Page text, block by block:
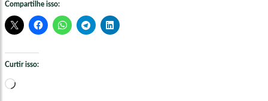
Compartilhe isso:
Curtir isso:
Carregando...